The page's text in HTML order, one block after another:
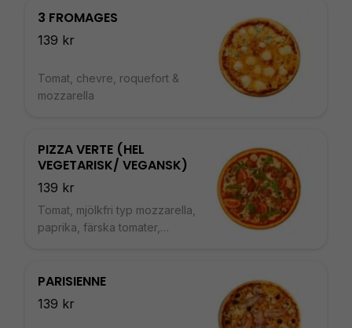
3 FROMAGES
139 kr
Tomat, chevre, roquefort &
mozzarella
PIZZA VERTE (HEL
VEGETARISK/ VEGANSK)
139 kr
Tomat, mjölkfri typ mozzarella,
paprika, färska tomater,
PARISIENNE
139 kr